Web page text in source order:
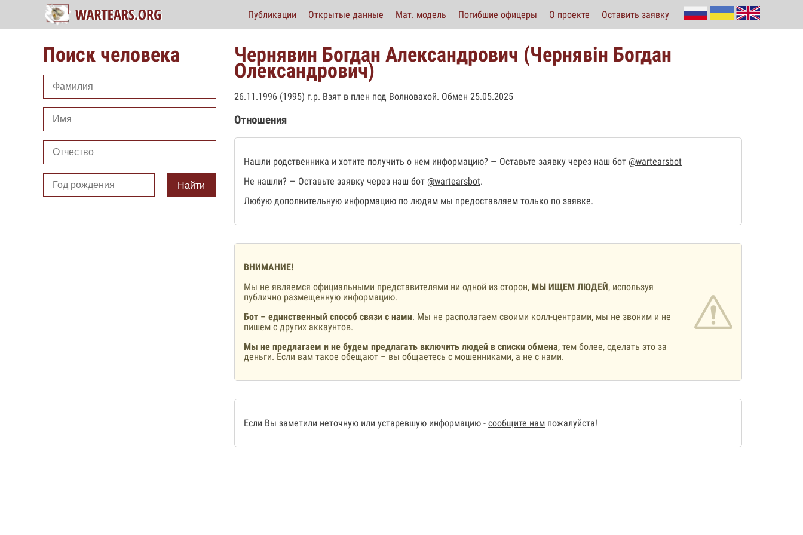
Публикации Открытые данные Мат. модель Погибшие офицеры О проекте Оставить заявку
Поиск человека
Найти
Чернявин Богдан Александрович (Чернявін Богдан
Олександрович)
26.11.1996 (1995) г.р. Взят в плен под Волновахой. Обмен 25.05.2025
Отношения
Нашли родственника и хотите получить о нем информацию? — Оставьте заявку через наш бот @wartearsbot
Не нашли? — Оставьте заявку через наш бот @wartearsbot.
Любую дополнительную информацию по людям мы предоставляем только по заявке.
ВНИМАНИЕ!
Мы не являемся официальными представителями ни одной из сторон, МЫ ИЩЕМ ЛЮДЕЙ, используя
публично размещенную информацию.
Бот – единственный способ связи с нами. Мы не располагаем своими колл-центрами, мы не звоним и не
пишем с других аккаунтов.
Мы не предлагаем и не будем предлагать включить людей в списки обмена, тем более, сделать это за
деньги. Если вам такое обещают – вы общаетесь с мошенниками, а не с нами.
Если Вы заметили неточную или устаревшую информацию - сообщите нам пожалуйста!